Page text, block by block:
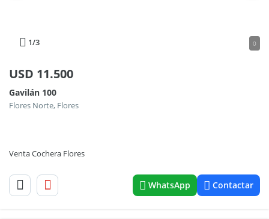
1/3 0
USD 11.500
Gavilán 100
Flores Norte, Flores
Venta Cochera Flores
WhatsApp Contactar